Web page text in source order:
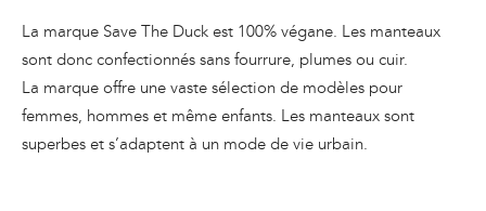
La marque Save The Duck est 100% végane. Les manteaux
sont donc confectionnés sans fourrure, plumes ou cuir.
La marque offre une vaste sélection de modèles pour
femmes, hommes et même enfants. Les manteaux sont
superbes et s’adaptent à un mode de vie urbain.